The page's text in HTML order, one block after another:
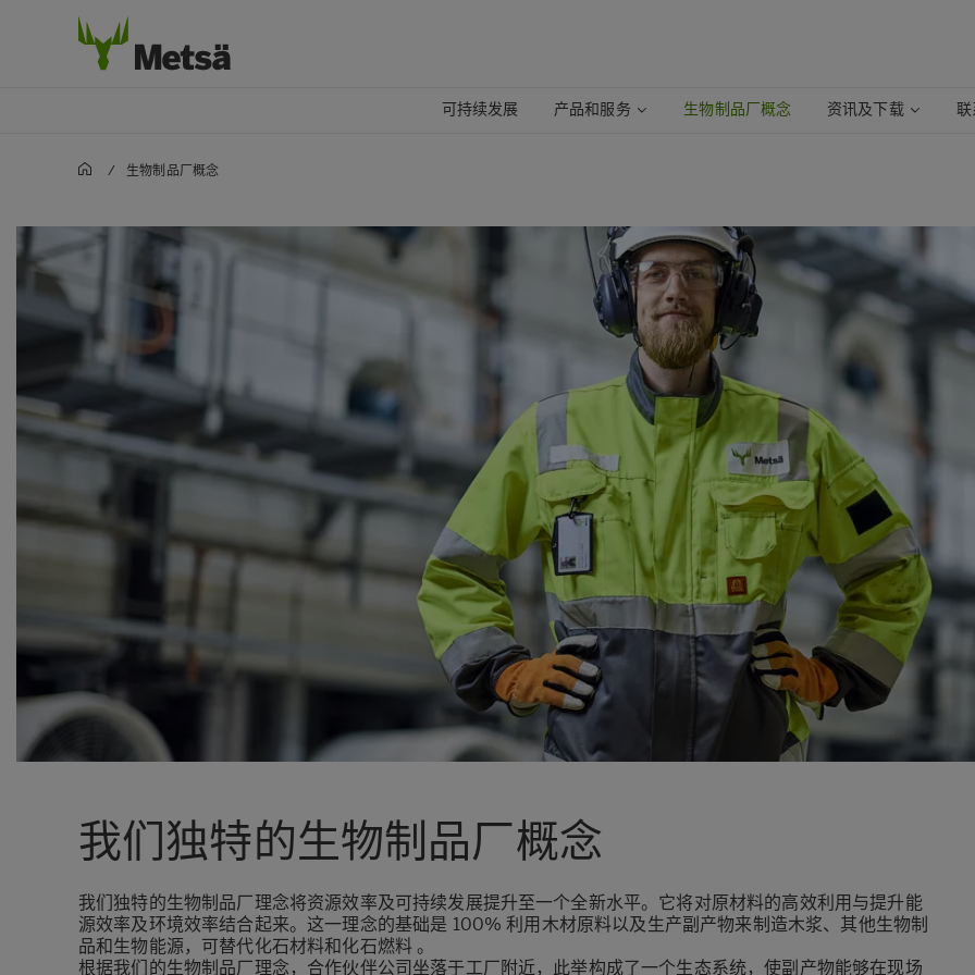
可持续发展 产品和服务 生物制品厂概念 资讯及下载
/ 生物制品厂概念
我们独特的生物制品厂概念
我们独特的生物制品厂理念将资源效率及可持续发展提升至一个全新水平。它将对原材料的高效利用与提升能
源效率及环境效率结合起来。这一理念的基础是 100% 利用木材原料以及生产副产物来制造木浆、其他生物制
品和生物能源，可替代化石材料和化石燃料 。
根据我们的生物制品厂理念，合作伙伴公司坐落于工厂附近，此举构成了一个生态系统，使副产物能够在现场